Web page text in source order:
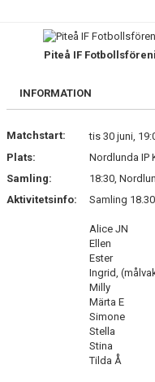
KALENDER
GÄSTBOK
DOKUMENT
VÅRA LAG
Piteå IF
INFORMATION
Matchstart:
tis 30 juni,
Plats:
Nordlunda IP
Samling:
18:30,
Aktivitetsinfo:
Samling
Alice JN
Ellen
Ester
Ingrid,
Milly
Märta E
Simone
Stella
Stina
Tilda Å